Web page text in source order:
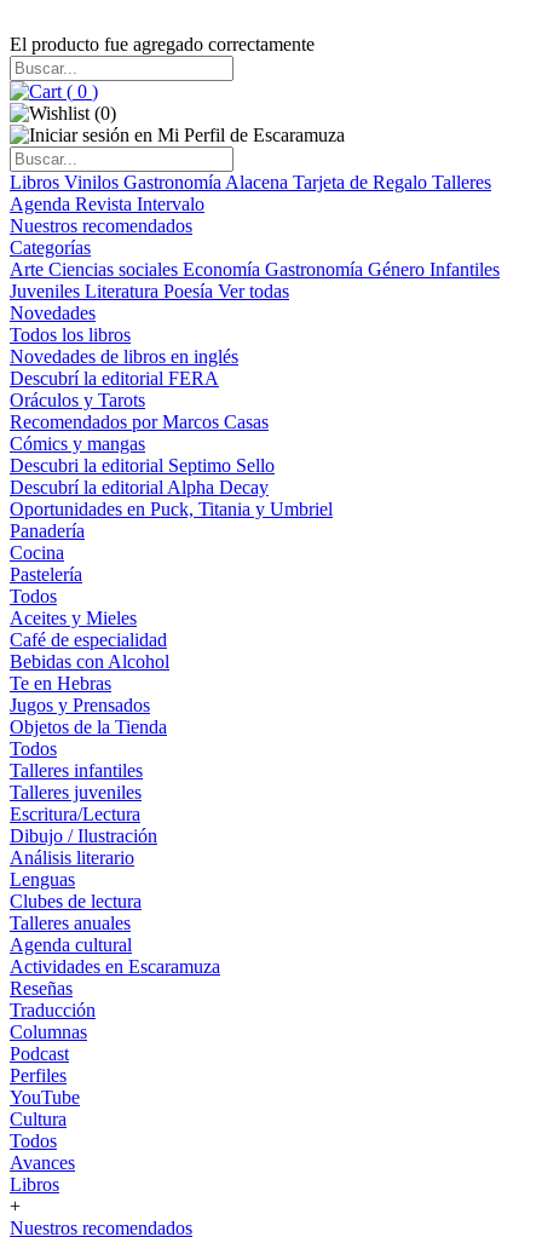
El producto fue agregado correctamente
( 0 )
(0)
Libros Vinilos Gastronomía Alacena Tarjeta de Regalo Talleres
Agenda Revista Intervalo
Nuestros recomendados
Categorías
Arte Ciencias sociales Economía Gastronomía Género Infantiles
Juveniles Literatura Poesía Ver todas
Novedades
Todos los libros
Novedades de libros en inglés
Descubrí la editorial FERA
Oráculos y Tarots
Recomendados por Marcos Casas
Cómics y mangas
Descubri la editorial Septimo Sello
Descubrí la editorial Alpha Decay
Oportunidades en Puck, Titania y Umbriel
Panadería
Cocina
Pastelería
Todos
Aceites y Mieles
Café de especialidad
Bebidas con Alcohol
Te en Hebras
Jugos y Prensados
Objetos de la Tienda
Todos
Talleres infantiles
Talleres juveniles
Escritura/Lectura
Dibujo / Ilustración
Análisis literario
Lenguas
Clubes de lectura
Talleres anuales
Agenda cultural
Actividades en Escaramuza
Reseñas
Traducción
Columnas
Podcast
Perfiles
YouTube
Cultura
Todos
Avances
Libros
+
Nuestros recomendados